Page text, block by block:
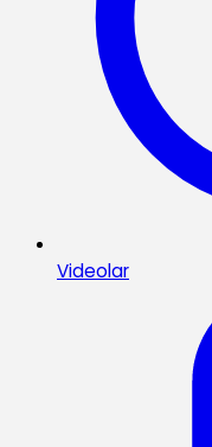
Videolar